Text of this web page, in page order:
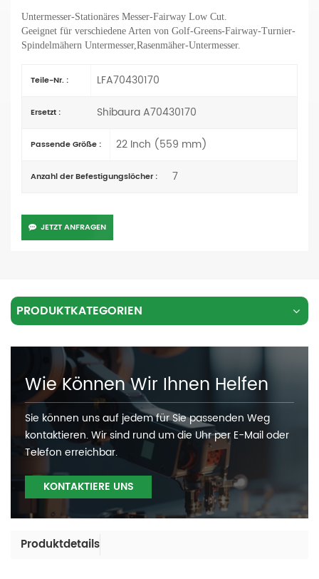
Untermesser-Stationäres Messer-Fairway Low Cut.
Geeignet für verschiedene Arten von Golf-Greens-Fairway-Turnier-
Spindelmähern Untermesser,Rasenmäher-Untermesser.
Teile-Nr. : LFA70430170
Ersetzt : Shibaura A70430170
Passende Größe : 22 Inch (559 mm)
Anzahl der Befestigungslöcher : 7
JETZT ANFRAGEN
PRODUKTKATEGORIEN
Wie Können Wir Ihnen Helfen
Sie können uns auf jedem für Sie passenden Weg
kontaktieren. Wir sind rund um die Uhr per E-Mail oder
Telefon erreichbar.
KONTAKTIERE UNS
Produktdetails